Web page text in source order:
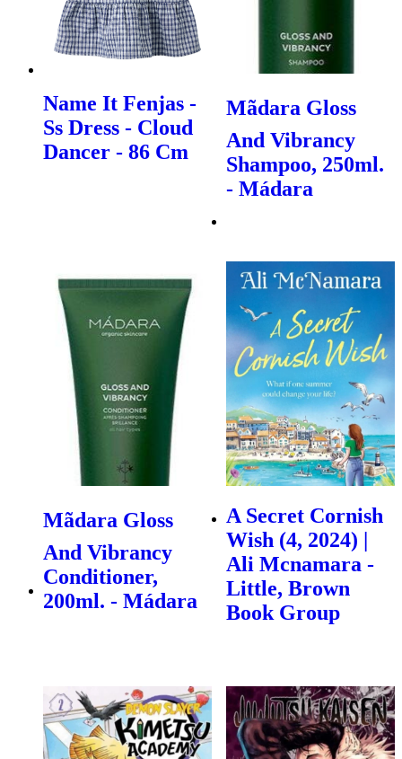
Name It Fenjas -
Ss Dress - Cloud
Dancer - 86 Cm
Mãdara Gloss
And Vibrancy
Shampoo, 250ml.
- Mádara
Mãdara Gloss
And Vibrancy
Conditioner,
200ml. - Mádara
A Secret Cornish
Wish (4, 2024) |
Ali Mcnamara -
Little, Brown
Book Group